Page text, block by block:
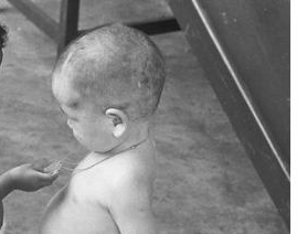
nacido de historias de amor
locales, algo que logró
una prueba de ADN.
de ADN ayudó a que
a cinco de sus primos
encontrar a su papá, quien
en 2015.